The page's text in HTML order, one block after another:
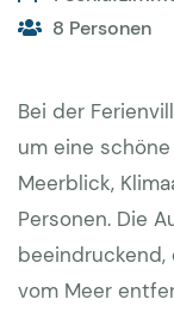
8 Personen
Bei der
um eine
Meerblick,
Personen. Die
beeindruckend,
vom Meer